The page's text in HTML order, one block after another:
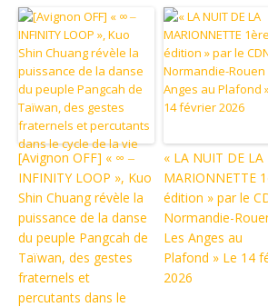
[Avignon OFF] « ∞ ‒
INFINITY LOOP », Kuo
Shin Chuang révèle la
puissance de la danse
du peuple Pangcah de
Taïwan, des gestes
fraternels et
percutants dans le
« LA NUIT DE LA
MARIONNETTE
édition » par le
Normandie-
Les Anges au
Plafond » Le 14
2026